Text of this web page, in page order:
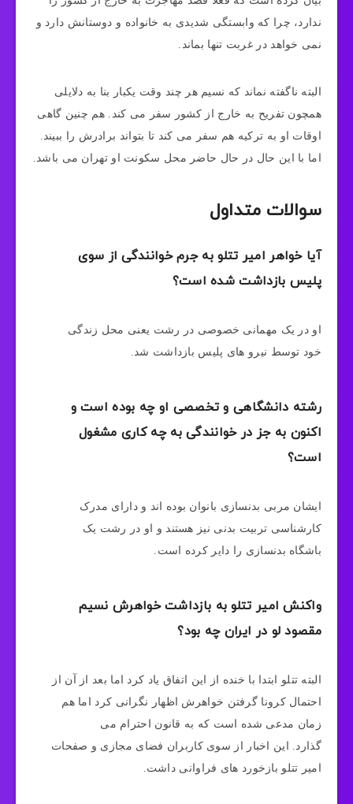
ندارد، چرا که وابستگی شدیدی به خانواده و دوستانش دارد و
نمی‌ خواهد در غربت تنها بماند.
البته ناگفته نماند که نسیم هر چند وقت یکبار بنا به دلایلی
همچون تفریح به خارج از کشور سفر می‌ کند. هم چنین گاهی
اوقات او به ترکیه هم سفر می‌ کند تا بتواند برادرش را ببیند.
اما با این حال در حال حاضر محل سکونت او تهران می باشد.
سوالات متداول
آیا خواهر امیر تتلو به جرم خوانندگی از سوی
پلیس بازداشت شده است؟
او در یک مهمانی خصوصی در رشت یعنی محل زندگی
خود توسط نیرو های پلیس بازداشت شد.
رشته دانشگاهی و تخصصی او چه بوده است و
اکنون به جز در خوانندگی به چه کاری مشغول
است؟
ایشان مربی بدنسازی بانوان بوده اند و دارای مدرک
کارشناسی تربیت بدنی نیز هستند و او در رشت یک
باشگاه بدنسازی را دایر کرده است.
واکنش امیر تتلو به بازداشت خواهرش نسیم
مقصود لو در ایران چه بود؟
البته تتلو ابتدا با خنده از این اتفاق یاد کرد اما بعد از آن از
احتمال کرونا گرفتن خواهرش اظهار نگرانی کرد اما هم
زمان مدعی شده است که به قانون احترام می
گذارد. این اخبار از سوی کاربران فضای مجازی و صفحات
امیر تتلو بازخورد های فراوانی داشت.